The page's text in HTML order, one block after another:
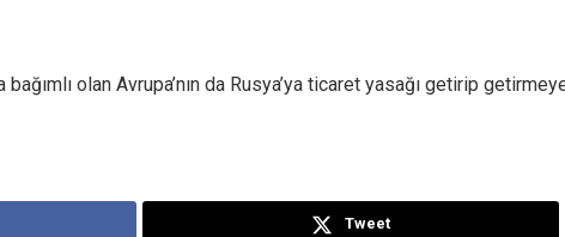
bağımlı olan Avrupa’nın da Rusya’ya ticaret yasağı getirip
Tweet